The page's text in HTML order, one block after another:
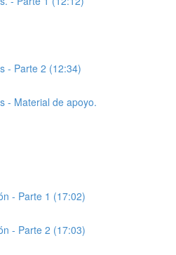
- Parte 2 (12:34)
- Material de apoyo.
- Parte 1 (17:02)
- Parte 2 (17:03)